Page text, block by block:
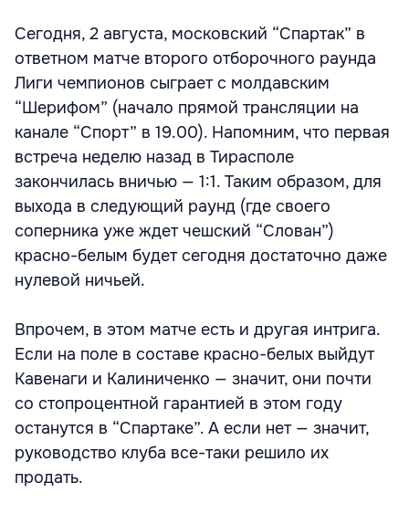
Сегодня, 2 августа, московский “Спартак” в
ответном матче второго отборочного раунда
Лиги чемпионов сыграет с молдавским
“Шерифом” (начало прямой трансляции на
канале “Спорт” в 19.00). Напомним, что первая
встреча неделю назад в Тирасполе
закончилась вничью — 1:1. Таким образом, для
выхода в следующий раунд (где своего
соперника уже ждет чешский “Слован”)
красно-белым будет сегодня достаточно даже
нулевой ничьей.
Впрочем, в этом матче есть и другая интрига.
Если на поле в составе красно-белых выйдут
Кавенаги и Калиниченко — значит, они почти
со стопроцентной гарантией в этом году
останутся в “Спартаке”. А если нет — значит,
руководство клуба все-таки решило их
продать.